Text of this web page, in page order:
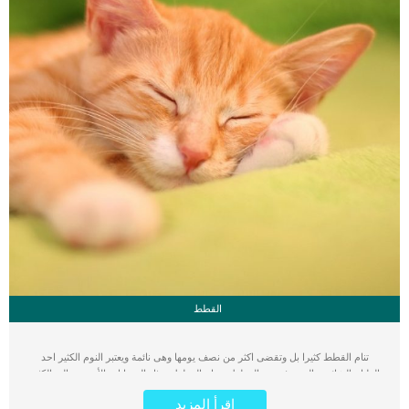
القطط
تنام القطط كثيرا بل وتقضى اكثر من نصف يومها وهى نائمة ويعتبر النوم الكثير احد
الطباع الشائعة والمعروفة عن القطط. تحتاج القطط ، مثل الحيوانات الأخرى ، إلى الكثير
من النوم للبقاء بصحة جيدة. لكن في بعض الأحيان قد يبدو أن قطتك تقضي وقتًا في النوم
أكثر مما تقضيها مستيقظة. من المؤكد ان هذا الامر ناتج عن مجموعة من الاسباب
اقرأ المزيد